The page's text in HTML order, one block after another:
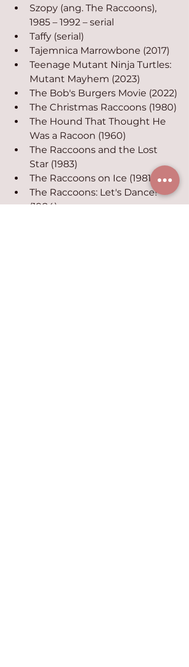
Szopy (ang. The Raccoons),
1985 – 1992 – serial
Taffy (serial)
Tajemnica Marrowbone (2017)
Teenage Mutant Ninja Turtles:
Mutant Mayhem (2023)
The Bob's Burgers Movie (2022)
The Christmas Raccoons (1980)
The Hound That Thought He
Was a Racoon (1960)
The Raccoons and the Lost
Star (1983)
The Raccoons on Ice (1981)
The Raccoons: Let's Dance!
(1984)